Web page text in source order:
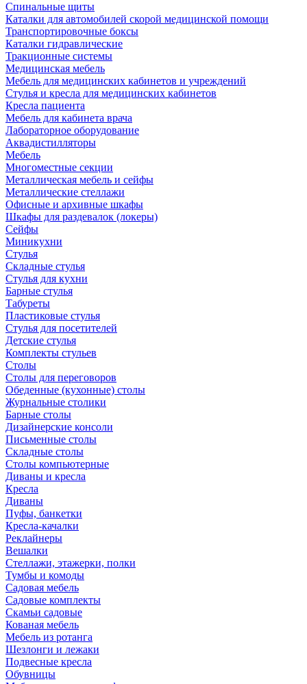
Спинальные щиты
Каталки для автомобилей скорой медицинской помощи
Транспортировочные боксы
Каталки гидравлические
Тракционные системы
Медицинская мебель
Мебель для медицинских кабинетов и учреждений
Стулья и кресла для медицинских кабинетов
Кресла пациента
Мебель для кабинета врача
Лабораторное оборудование
Аквадистилляторы
Мебель
Многоместные секции
Металлическая мебель и сейфы
Металлические стеллажи
Офисные и архивные шкафы
Шкафы для раздевалок (локеры)
Сейфы
Миникухни
Стулья
Складные стулья
Стулья для кухни
Барные стулья
Табуреты
Пластиковые стулья
Стулья для посетителей
Детские стулья
Комплекты стульев
Столы
Столы для переговоров
Обеденные (кухонные) столы
Журнальные столики
Барные столы
Дизайнерские консоли
Письменные столы
Складные столы
Столы компьютерные
Диваны и кресла
Кресла
Диваны
Пуфы, банкетки
Кресла-качалки
Реклайнеры
Вешалки
Стеллажи, этажерки, полки
Тумбы и комоды
Садовая мебель
Садовые комплекты
Скамьи садовые
Кованая мебель
Мебель из ротанга
Шезлонги и лежаки
Подвесные кресла
Обувницы